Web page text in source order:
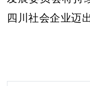
四川社会企业迈